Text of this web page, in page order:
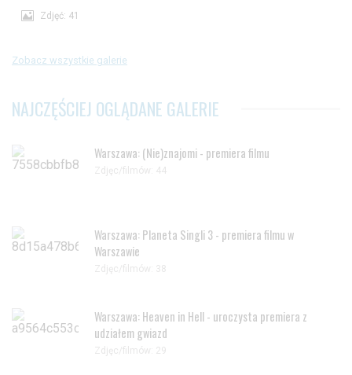
Zdjęć: 41
Zobacz wszystkie galerie
NAJCZĘŚCIEJ OGLĄDANE GALERIE
Warszawa: (Nie)znajomi - premiera filmu
Zdjęc/filmów: 44
Warszawa: Planeta Singli 3 - premiera filmu w
Warszawie
Zdjęc/filmów: 38
Warszawa: Heaven in Hell - uroczysta premiera z
udziałem gwiazd
Zdjęc/filmów: 29